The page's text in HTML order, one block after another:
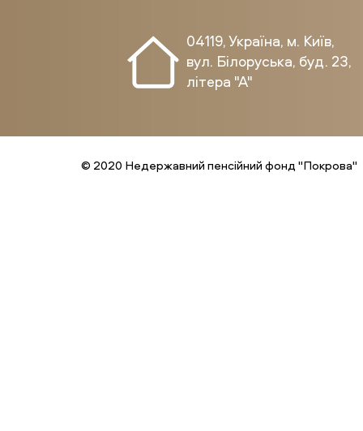
04119, Україна, м. Київ,
вул. Білоруська, буд. 23,
літера "А"
© 2020 Недержавний пенсійний фонд "Покрова"